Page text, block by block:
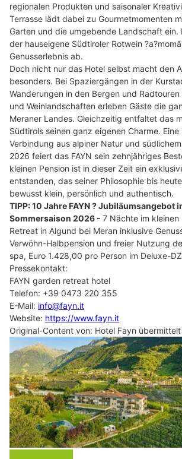
regionalen Produkten und saisonaler
Terrasse lädt dabei zu Gourmetmomenten
Garten und die umgebende Landschaft ein.
der hauseigene Südtiroler Rotwein
Genusserlebnis ab.
Doch nicht nur das Hotel selbst macht den
besonders. Bei Spaziergängen in der
Wanderungen in den Bergen und
und Weinlandschaften erleben Gäste die
Meraner Landes. Gleichzeitig entfaltet das
Südtirols seinen ganz eigenen Charme. Eine
Verbindung aus alpiner Natur und
2026 feiert das FAYN sein zehnjähriges
kleinen Pension ist in dieser Zeit ein
entstanden, das seiner Philosophie bis
bewusst klein, persönlich und authentisch.
TIPP: 10 Jahre FAYN ? Jubiläumsangebot
Sommersaison 2026 - 7 Nächte im kleinen
Retreat in Algund bei Meran inklusive
Verwöhn-Halbpension und freier Nutzung
spa, Euro 1.428,00 pro Person im Deluxe-
Pressekontakt:
FAYN garden retreat hotel
Telefon: +39 0473 220 355
E-Mail: info@fayn.it
Website: https://www.fayn.it
Original-Content von: Hotel Fayn